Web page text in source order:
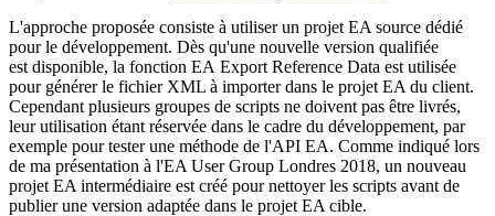
L'approche proposée consiste à utiliser un projet EA source dédié
pour le développement. Dès qu'une nouvelle version qualifiée
est disponible, la fonction EA Export Reference Data est utilisée
pour générer le fichier XML à importer dans le projet EA du client.
Cependant plusieurs groupes de scripts ne doivent pas être livrés,
leur utilisation étant réservée dans le cadre du développement, par
exemple pour tester une méthode de l'API EA. Comme indiqué lors
de ma présentation à l'EA User Group Londres 2018, un nouveau
projet EA intermédiaire est créé pour nettoyer les scripts avant de
publier une version adaptée dans le projet EA cible.